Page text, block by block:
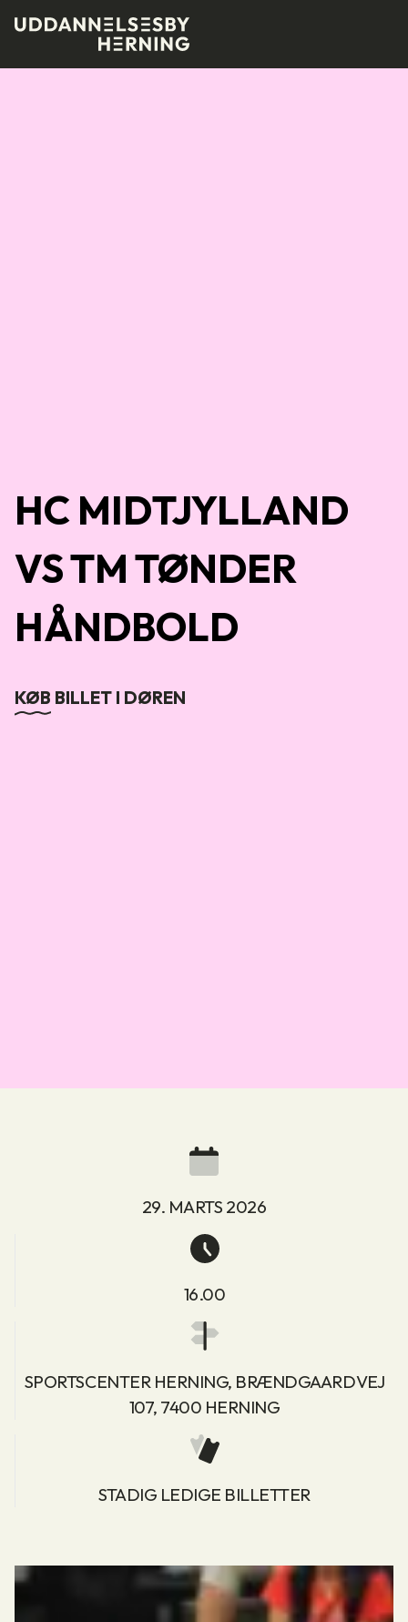
HC MIDTJYLLAND
VS TM TØNDER
HÅNDBOLD
KØB BILLET I DØREN
29. MARTS 2026
16.00
SPORTSCENTER HERNING, BRÆNDGAARDVEJ
107, 7400 HERNING
STADIG LEDIGE BILLETTER